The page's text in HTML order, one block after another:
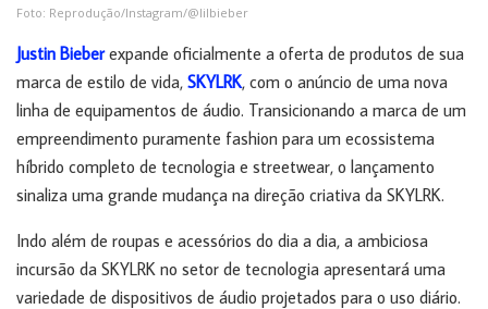
Foto: Reprodução/Instagram/@lilbieber
Justin Bieberexpande oficialmente a oferta de produtos de sua
marca de estilo de vida, SKYLRK, com o anúncio de uma nova
linha de equipamentos de áudio. Transicionando a marca de um
empreendimento puramente fashion para um ecossistema
híbrido completo de tecnologia e streetwear, o lançamento
sinaliza uma grande mudança na direção criativa da SKYLRK.
Indo além de roupas e acessórios do dia a dia, a ambiciosa
incursão da SKYLRK no setor de tecnologia apresentará uma
variedade de dispositivos de áudio projetados para o uso diário.